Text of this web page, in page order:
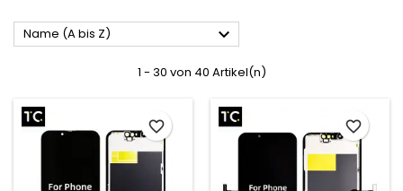
Name (A bis Z) 
1 - 30 von 40 Artikel(n)
favorite_border favorite_border